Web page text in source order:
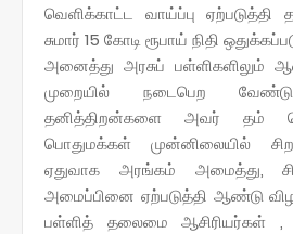
வெளிக்காட்ட வாய்ப்பு
சுமார் 15 கோடி ரூபாய் நிதி
அனைத்து அரசுப் பள்ளிகளிலும்
முறையில் நடைபெற
தனித்திறன்களை அவர் தம்
பொதுமக்கள் முன்னிலையில்
ஏதுவாக அரங்கம் அமைத்து,
அமைப்பினை ஏற்படுத்தி ஆண்டு
பள்ளித் தலைமை ஆசிரியர்கள்